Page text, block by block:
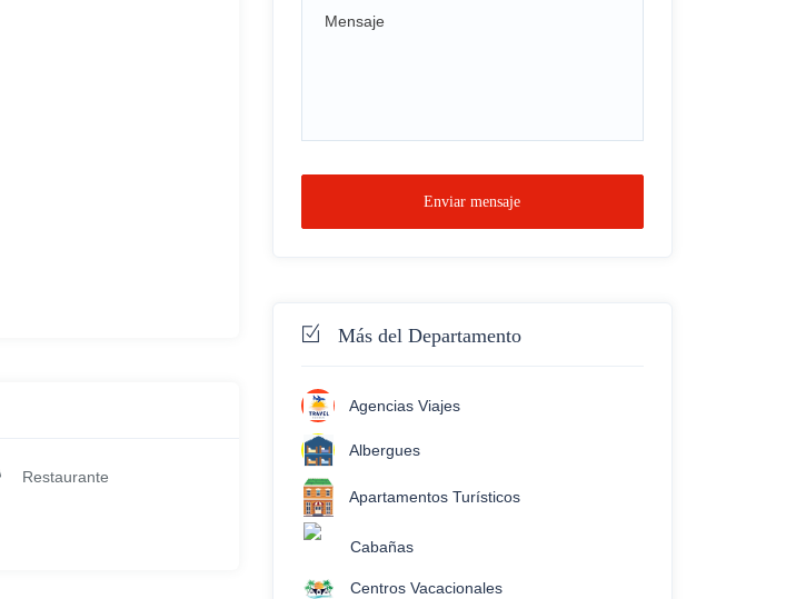
Restaurante
Enviar mensaje
Más del Departamento
Agencias Viajes
Albergues
Apartamentos Turísticos
Cabañas
Centros Vacacionales